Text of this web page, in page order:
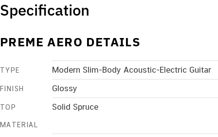
Specification
PREME AERO DETAILS
TYPE Modern Slim-Body Acoustic-Electric Guitar
FINISH Glossy
TOP
MATERIAL
Solid Spruce